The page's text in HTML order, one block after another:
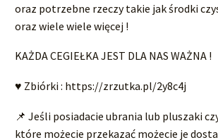
oraz potrzebne rzeczy takie jak środki
oraz wiele wiele więcej !
KAŻDA CEGIEŁKA JEST DLA NAS WAŻNA !
♥️ Zbiórki : https://zrzutka.pl/2y8c4j
📌 Jeśli posiadacie ubrania lub pluszaki
które możecie przekazać możecie je